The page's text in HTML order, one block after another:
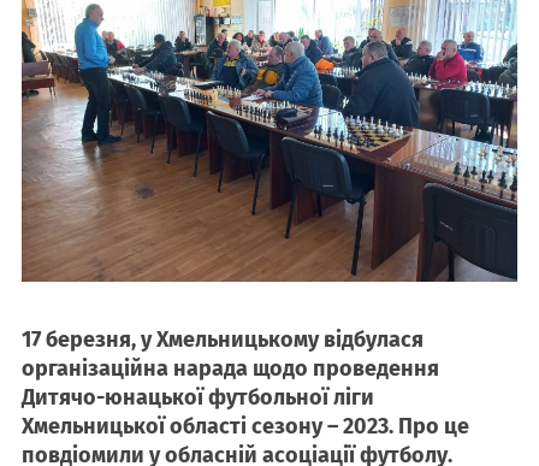
17 березня, у Хмельницькому відбулася
організаційна нарада щодо проведення
Дитячо-юнацької футбольної ліги
Хмельницької області сезону – 2023. Про це
повдіомили у обласній асоціації футболу.